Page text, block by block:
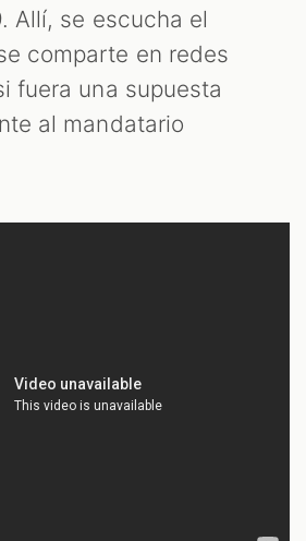
Allí, se escucha el
comparte en redes
fuera una supuesta
al mandatario